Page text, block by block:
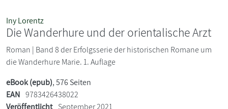
Iny Lorentz
Die Wanderhure und der orientalische Arzt
Roman | Band 8 der Erfolgsserie der historischen Romane um
die Wanderhure Marie. 1. Auflage
eBook (epub), 576 Seiten
EAN 9783426438022
Veröffentlicht September 2021